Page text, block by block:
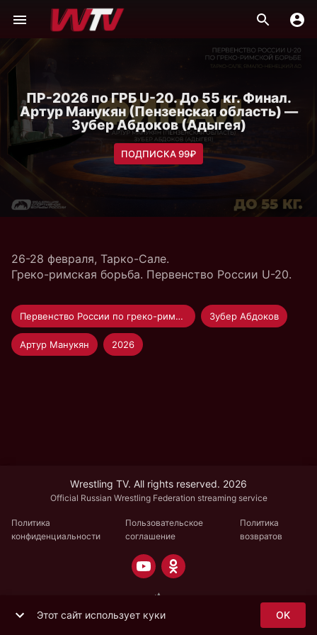
ПР-2026 по ГРБ U-20. До 55 кг. Финал.
Артур Манукян (Пензенская область) —
Зубер Абдоков (Адыгея)
ПОДПИСКА 99₽
26-28 февраля, Тарко-Сале.
Греко-римская борьба. Первенство России U-20.
Первенство России по греко-римской борьбе U-20 Зубер Абдоков
Артур Манукян 2026
Wrestling TV. All rights reserved. 2026
Official Russian Wrestling Federation streaming service
Политика
конфиденциальности
Пользовательское
соглашение
Политика
возвратов
Этот сайт использует куки OK